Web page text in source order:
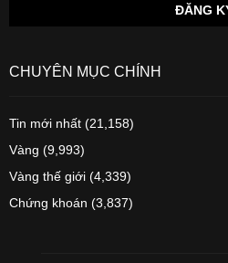
CHUYÊN MỤC CHÍNH
Tin mới nhất (21,158)
Vàng (9,993)
Vàng thế giới (4,339)
Chứng khoán (3,837)